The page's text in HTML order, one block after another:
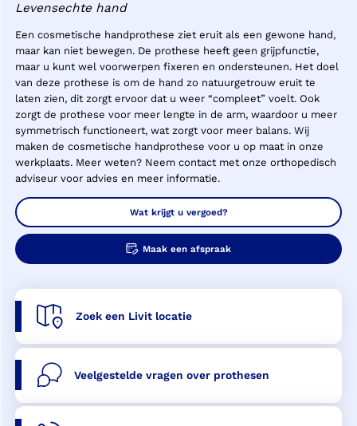
Levensechte hand
Een cosmetische handprothese ziet eruit als een gewone hand,
maar kan niet bewegen. De prothese heeft geen grijpfunctie,
maar u kunt wel voorwerpen fixeren en ondersteunen. Het doel
van deze prothese is om de hand zo natuurgetrouw eruit te
laten zien, dit zorgt ervoor dat u weer “compleet” voelt. Ook
zorgt de prothese voor meer lengte in de arm, waardoor u meer
symmetrisch functioneert, wat zorgt voor meer balans. Wij
maken de cosmetische handprothese voor u op maat in onze
werkplaats. Meer weten? Neem contact met onze orthopedisch
adviseur voor advies en meer informatie.
Wat krijgt u vergoed?
Maak een afspraak
Zoek een Livit locatie
Veelgestelde vragen over prothesen